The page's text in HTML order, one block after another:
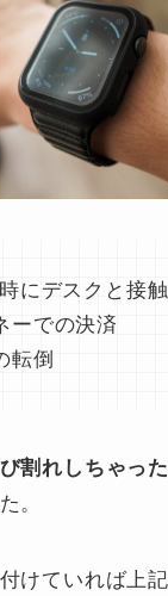
にデスクと接触
ーでの決済
転倒
割れしちゃっ
。
けていれば上